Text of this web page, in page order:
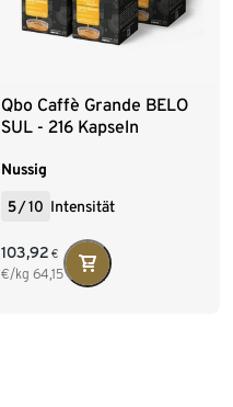
Qbo Caffè Grande BELO
SUL - 216 Kapseln
Nussig
5/10 Intensität
103,92 €
€/kg 64,15